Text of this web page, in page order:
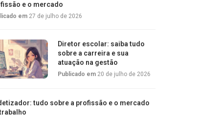
e o mercado
em 27 de julho de 2026
Diretor escolar: saiba tudo
sobre a carreira e sua
atuação na gestão
Publicado em 20 de julho de 2026
tudo sobre a profissão e o mercado